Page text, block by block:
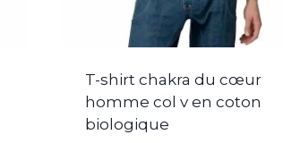
T-shirt chakra du cœur
homme col v en coton
biologique